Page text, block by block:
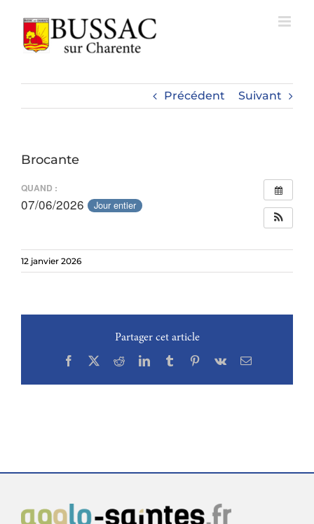
contenu
Précédent Suivant
Brocante
QUAND :
07/06/2026 Jour entier
12 janvier 2026
Partager cet article
Facebook
X RedditLinkedInTumblrPinterest
Vk Email